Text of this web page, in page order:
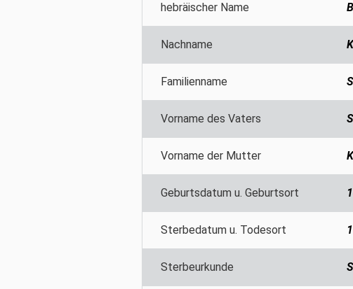
hebräischer Name
Nachname
Familienname
Vorname des Vaters
Vorname der Mutter
Geburtsdatum u. Geburtsort
Sterbedatum u. Todesort
Sterbeurkunde